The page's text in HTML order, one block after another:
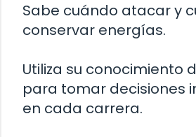
Sabe cuándo atacar y
conservar energías.
Utiliza su conocimiento
para tomar decisiones
en cada carrera.